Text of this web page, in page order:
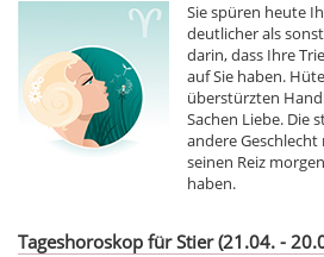
Sie spüren heute
deutlicher als
darin, dass Ihre
auf Sie haben.
überstürzten
Sachen Liebe. Die
andere
seinen Reiz
haben.
Tageshoroskop für Stier (21.04. -